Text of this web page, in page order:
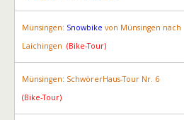
Münsingen: Snowbike von Münsingen nach
Laichingen (Bike-Tour)
Münsingen: SchwörerHaus-Tour Nr. 6
(Bike-Tour)